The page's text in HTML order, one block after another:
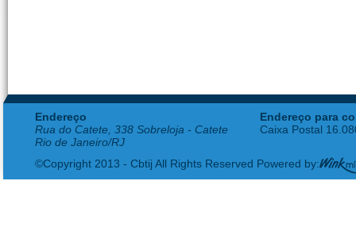
Endereço
Rua do Catete, 338 Sobreloja - Catete
Rio de Janeiro/RJ
Endereço para
Caixa Postal
©Copyright 2013 - Cbtij All Rights Reserved Powered by: